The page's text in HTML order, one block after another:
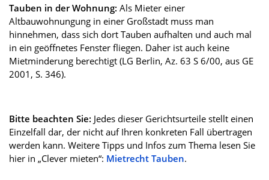
Tauben in der Wohnung: Als Mieter einer
Altbauwohnungung in einer Großstadt muss man
hinnehmen, dass sich dort Tauben aufhalten und auch mal
in ein geöffnetes Fenster fliegen. Daher ist auch keine
Mietminderung berechtigt (LG Berlin, Az. 63 S 6/00, aus GE
2001, S. 346).
Bitte beachten Sie: Jedes dieser Gerichtsurteile stellt einen
Einzelfall dar, der nicht auf Ihren konkreten Fall übertragen
werden kann. Weitere Tipps und Infos zum Thema lesen Sie
hier in „Clever mieten“: Mietrecht Tauben.